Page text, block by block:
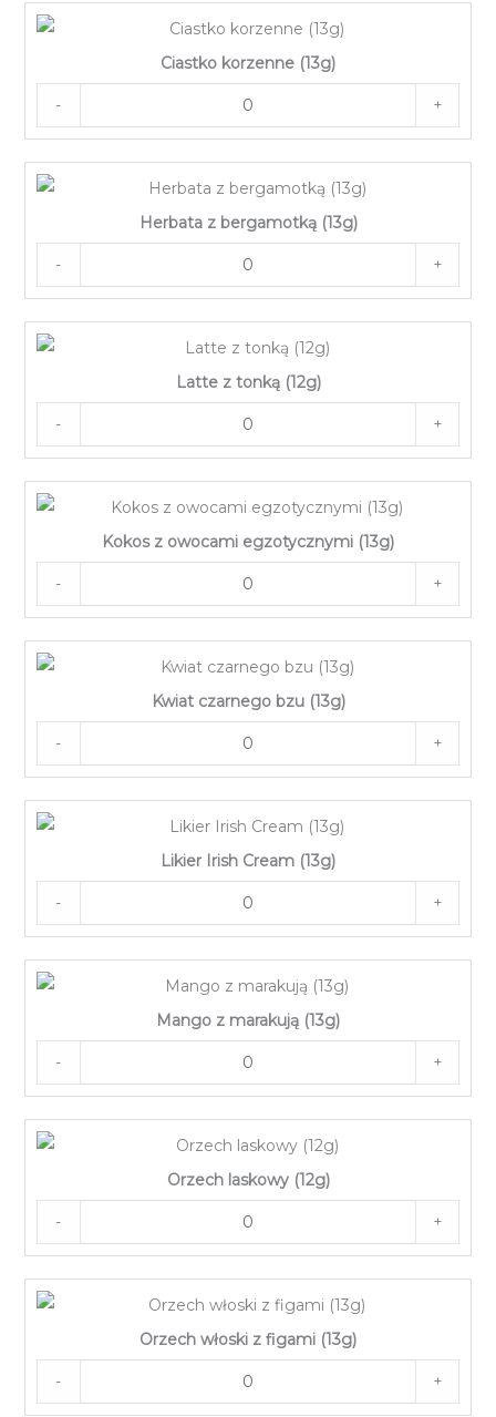
Ciastko korzenne (13g)
- +
Herbata z bergamotką (13g)
- +
Latte z tonką (12g)
- +
Kokos z owocami egzotycznymi (13g)
- +
Kwiat czarnego bzu (13g)
- +
Likier Irish Cream (13g)
- +
Mango z marakują (13g)
- +
Orzech laskowy (12g)
- +
Orzech włoski z figami (13g)
- +